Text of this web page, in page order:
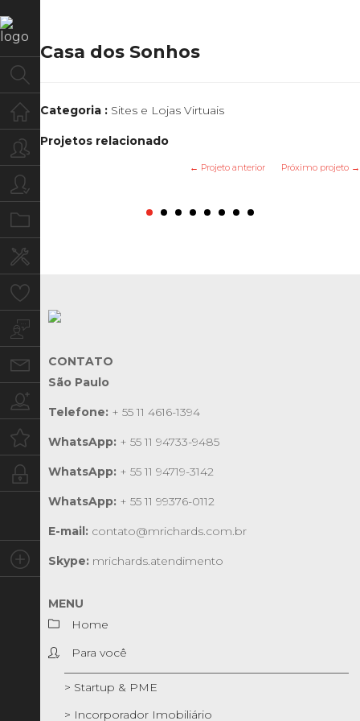
Home
Quem Somos
Blog
Contato
Oportunidades
Intranet
Social
Casa dos Sonhos
Categoria : Sites e Lojas Virtuais
Projetos relacionado
← Projeto anterior Próximo projeto →
CONTATO
São Paulo
Telefone: + 55 11 4616-1394
WhatsApp: + 55 11 94733-9485
WhatsApp: + 55 11 94719-3142
WhatsApp: + 55 11 99376-0112
E-mail: contato@mrichards.com.br
Skype: mrichards.atendimento
MENU
Home
Para você
> Startup & PME
> Incorporador Imobiliário